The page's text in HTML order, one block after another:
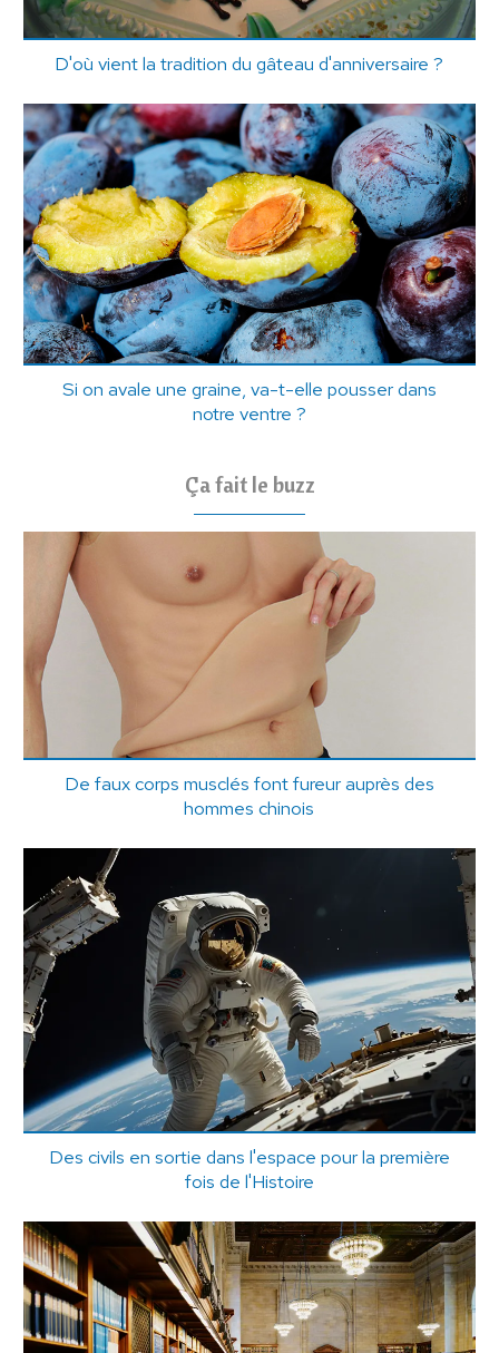
D'où vient la tradition du gâteau d'anniversaire ?
Si on avale une graine, va-t-elle pousser dans
notre ventre ?
Ça fait le buzz
De faux corps musclés font fureur auprès des
hommes chinois
Des civils en sortie dans l'espace pour la première
fois de l'Histoire